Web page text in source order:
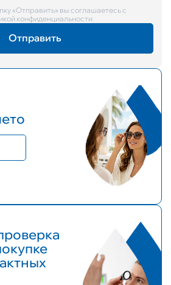
«Отправить» вы соглашаетесь с
конфиденциальности